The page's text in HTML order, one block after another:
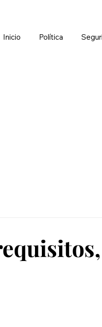
Inicio Política